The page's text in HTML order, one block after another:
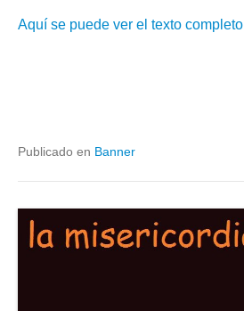
Aquí se puede ver el texto completo
Publicado en Banner